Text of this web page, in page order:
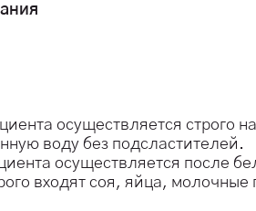
осуществляется строго
воду без подсластителей.
осуществляется после
входят соя, яйца,